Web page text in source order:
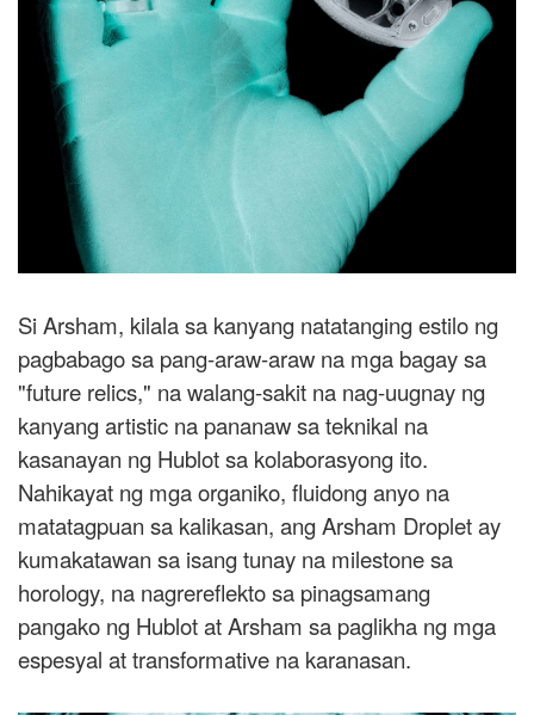
Si Arsham, kilala sa kanyang natatanging estilo ng
pagbabago sa pang-araw-araw na mga bagay sa
"future relics," na walang-sakit na nag-uugnay ng
kanyang artistic na pananaw sa teknikal na
kasanayan ng Hublot sa kolaborasyong ito.
Nahikayat ng mga organiko, fluidong anyo na
matatagpuan sa kalikasan, ang Arsham Droplet ay
kumakatawan sa isang tunay na milestone sa
horology, na nagrereflekto sa pinagsamang
pangako ng Hublot at Arsham sa paglikha ng mga
espesyal at transformative na karanasan.